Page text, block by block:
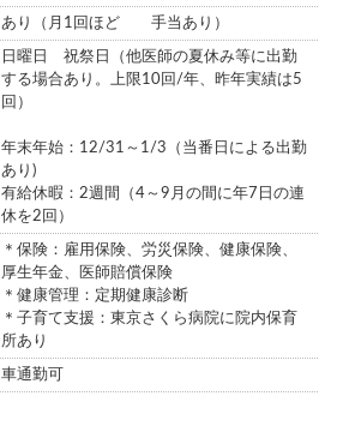
あり（月1回ほど 手当あり）
日曜日 祝祭日（他医師の夏休み等に出勤
する場合あり。上限10回/年、昨年実績は5
回）
年末年始：12/31～1/3（当番日による出勤
あり)
有給休暇：2週間（4～9月の間に年7日の連
休を2回）
＊保険：雇用保険、労災保険、健康保険、
厚生年金、医師賠償保険
＊健康管理：定期健康診断
＊子育て支援：東京さくら病院に院内保育
所あり
車通勤可